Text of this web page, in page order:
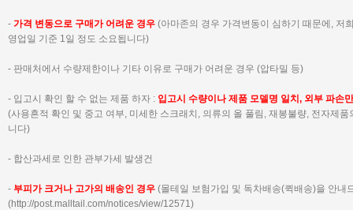
- 가격 변동으로 구매가 어려운 경우 (아마존의 경우 가격변동이 심하기 때문에, 저
영업일 기준 1일 정도 소요됩니다)
- 판매처에서 수량제한이나 기타 이유로 구매가 어려운 경우 (압타밀 등)
- 입고시 확인 할 수 없는 제품 하자 : 입고시 수량이나 제품 모델명 일치, 외부 파손만
(사용흔적 확인 및 중고 여부, 미세한 스크래치, 의류의 올 풀림, 재봉불량, 전자제
니다)
- 합산과세로 인한 관부가세 발생건
- 부피가 크거나 고가의 배송인 경우 (몰테일 보험가입 및 독차배송(퀵배송)을 안
(http://post.malltail.com/notices/view/12571)